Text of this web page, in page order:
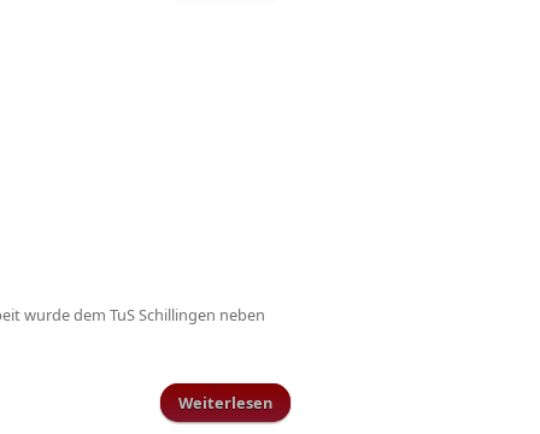
wurde dem TuS Schillingen neben
Weiterlesen